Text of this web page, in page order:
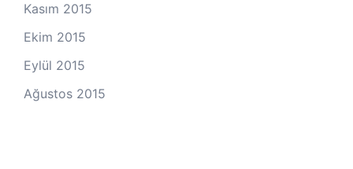
Kasım 2015
Ekim 2015
Eylül 2015
Ağustos 2015